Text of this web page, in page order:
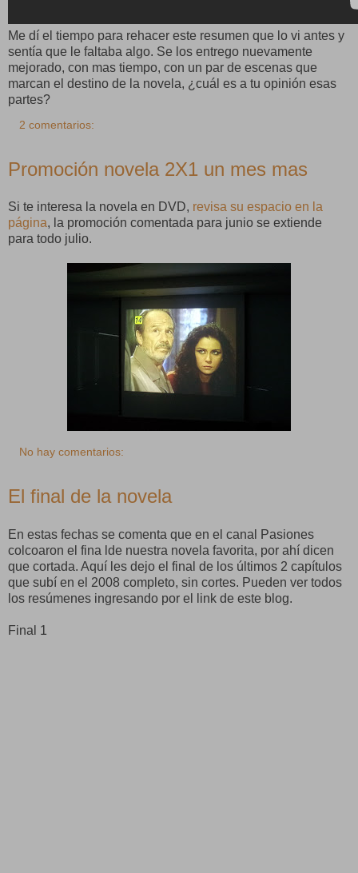
Me dí el tiempo para rehacer este resumen que lo vi antes y
sentía que le faltaba algo. Se los entrego nuevamente
mejorado, con mas tiempo, con un par de escenas que
marcan el destino de la novela, ¿cuál es a tu opinión esas
partes?
2 comentarios:
Promoción novela 2X1 un mes mas
Si te interesa la novela en DVD, revisa su espacio en la
página, la promoción comentada para junio se extiende
para todo julio.
No hay comentarios:
El final de la novela
En estas fechas se comenta que en el canal Pasiones
colcoaron el fina lde nuestra novela favorita, por ahí dicen
que cortada. Aquí les dejo el final de los últimos 2 capítulos
que subí en el 2008 completo, sin cortes. Pueden ver todos
los resúmenes ingresando por el link de este blog.
Final 1